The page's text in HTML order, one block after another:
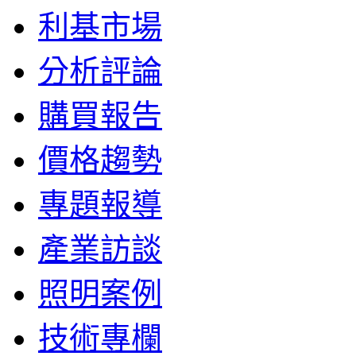
利基市場
分析評論
購買報告
價格趨勢
專題報導
產業訪談
照明案例
技術專欄